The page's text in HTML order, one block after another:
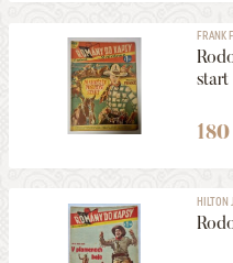
FRANK
start
HILTON